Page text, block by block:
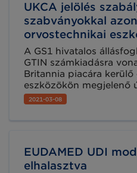
UKCA jelölés
szabványokkal
orvostechnikai
A GS1 hivatalos
GTIN számkiadásra
Britannia piacára
eszközökön megjelenő
kapcsán.
2021-03-08
EUDAMED UDI
elhalasztva